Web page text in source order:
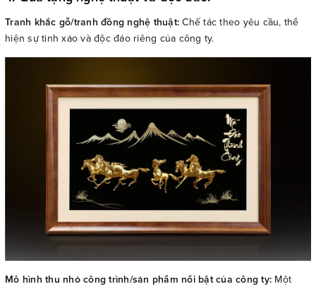
Tranh khắc gỗ/tranh đồng nghệ thuật: Chế tác theo yêu cầu, thể
hiện sự tinh xảo và độc đáo riêng của công ty.
Mô hình thu nhỏ công trình/sản phẩm nổi bật của công ty: Một